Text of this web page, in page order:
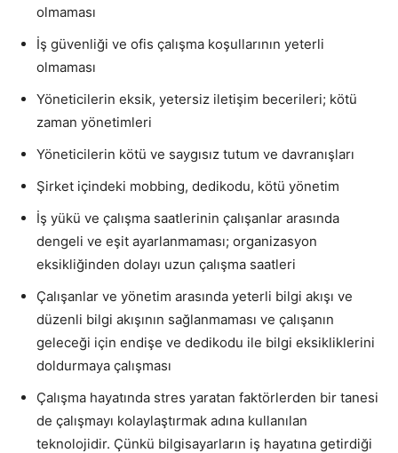
olmaması
İş güvenliği ve ofis çalışma koşullarının yeterli
olmaması
Yöneticilerin eksik, yetersiz iletişim becerileri; kötü
zaman yönetimleri
Yöneticilerin kötü ve saygısız tutum ve davranışları
Şirket içindeki mobbing, dedikodu, kötü yönetim
İş yükü ve çalışma saatlerinin çalışanlar arasında
dengeli ve eşit ayarlanmaması; organizasyon
eksikliğinden dolayı uzun çalışma saatleri
Çalışanlar ve yönetim arasında yeterli bilgi akışı ve
düzenli bilgi akışının sağlanmaması ve çalışanın
geleceği için endişe ve dedikodu ile bilgi eksikliklerini
doldurmaya çalışması
Çalışma hayatında stres yaratan faktörlerden bir tanesi
de çalışmayı kolaylaştırmak adına kullanılan
teknolojidir. Çünkü bilgisayarların iş hayatına getirdiği